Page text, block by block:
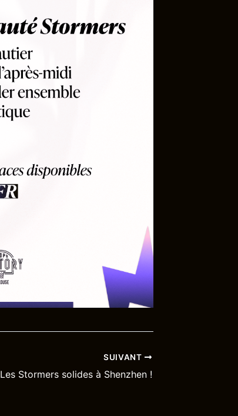
SUIVANT
Les Stormers solides à Shenzhen !